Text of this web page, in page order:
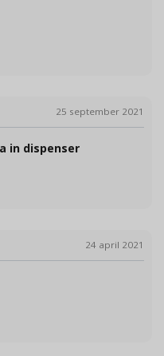
25 september 2021
in dispenser
24 april 2021